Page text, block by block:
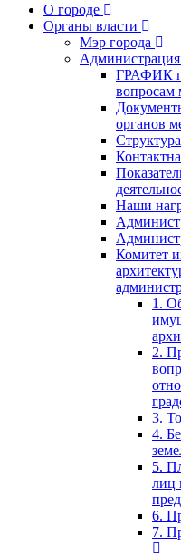
О городе
Органы власти
Мэр города
Администрация
ГРАФИК
вопросам
органов
Наши
Комитет
1.
2.
3.
4.
5.
лиц
6.
7.